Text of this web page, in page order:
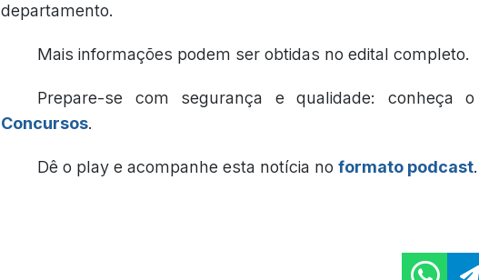
departamento.
Mais informações podem ser obtidas no edital completo.
Prepare-se com segurança e qualidade: conheça o
Concursos.
Dê o play e acompanhe esta notícia no formato podcast.